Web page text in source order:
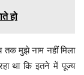
हो
मुझे नाम नहीं मिला
था कि इतने में पूज्य